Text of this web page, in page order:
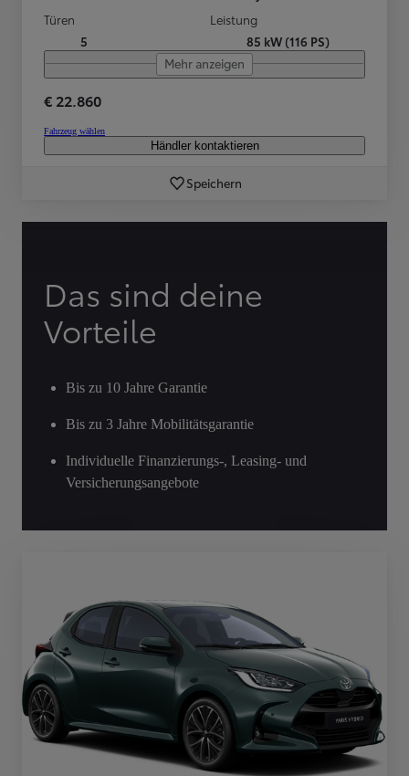
Türen
5
Leistung
85 kW (116 PS)
Mehr anzeigen
€ 22.860
Fahrzeug wählen
Händler kontaktieren
Speichern
Das sind deine
Vorteile
Bis zu 10 Jahre Garantie
Bis zu 3 Jahre Mobilitätsgarantie
Individuelle Finanzierungs-, Leasing- und
Versicherungsangebote